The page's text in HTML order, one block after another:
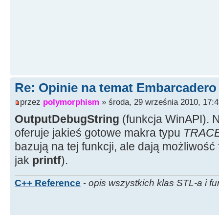
Re: Opinie na temat
przez polymorphism » środa, 29 września 2010,
OutputDebugString (funkcja WinAPI).
oferuje jakieś gotowe makra typu
bazują na tej funkcji, ale dają
jak printf).
C++ Reference - opis wszystkich klas STL-a i